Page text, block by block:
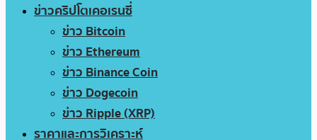
ข่าวคริปโตเคอเรนซี่
ข่าว Bitcoin
ข่าว Ethereum
ข่าว Binance Coin
ข่าว Dogecoin
ข่าว Ripple (XRP)
ราคาและการวิเคราะห์